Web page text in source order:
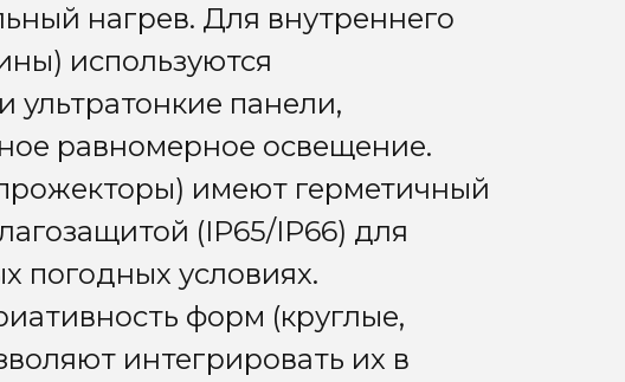
нагрев. Для внутреннего
используются
ультратонкие панели,
равномерное освещение.
имеют герметичный
(IP65/IP66) для
погодных условиях.
форм (круглые,
интегрировать их в